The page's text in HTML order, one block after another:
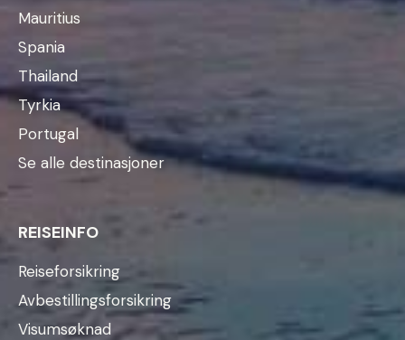
Mauritius
Spania
Thailand
Tyrkia
Portugal
Se alle destinasjoner
REISEINFO
Reiseforsikring
Avbestillingsforsikring
Visumsøknad